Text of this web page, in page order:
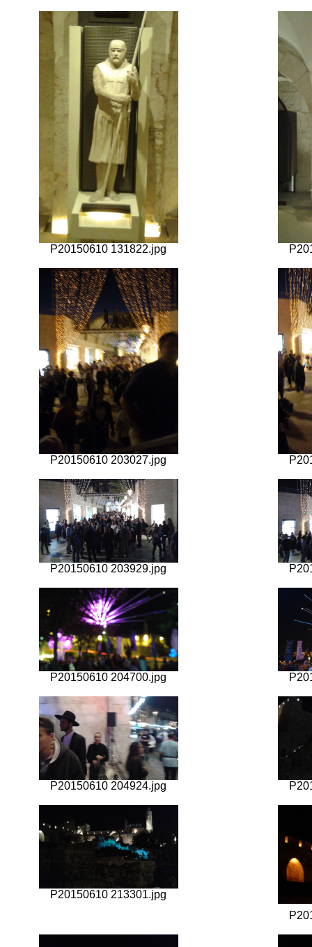
P20150610 131822.jpg
P20150610 203027.jpg
P20150610 203929.jpg
P20150610 204700.jpg
P20150610 204924.jpg
P20150610 213301.jpg